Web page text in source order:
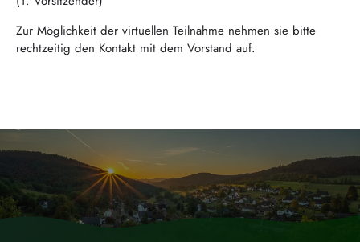
Zur Möglichkeit der virtuellen Teilnahme nehmen sie bitte
rechtzeitig den Kontakt mit dem Vorstand auf.